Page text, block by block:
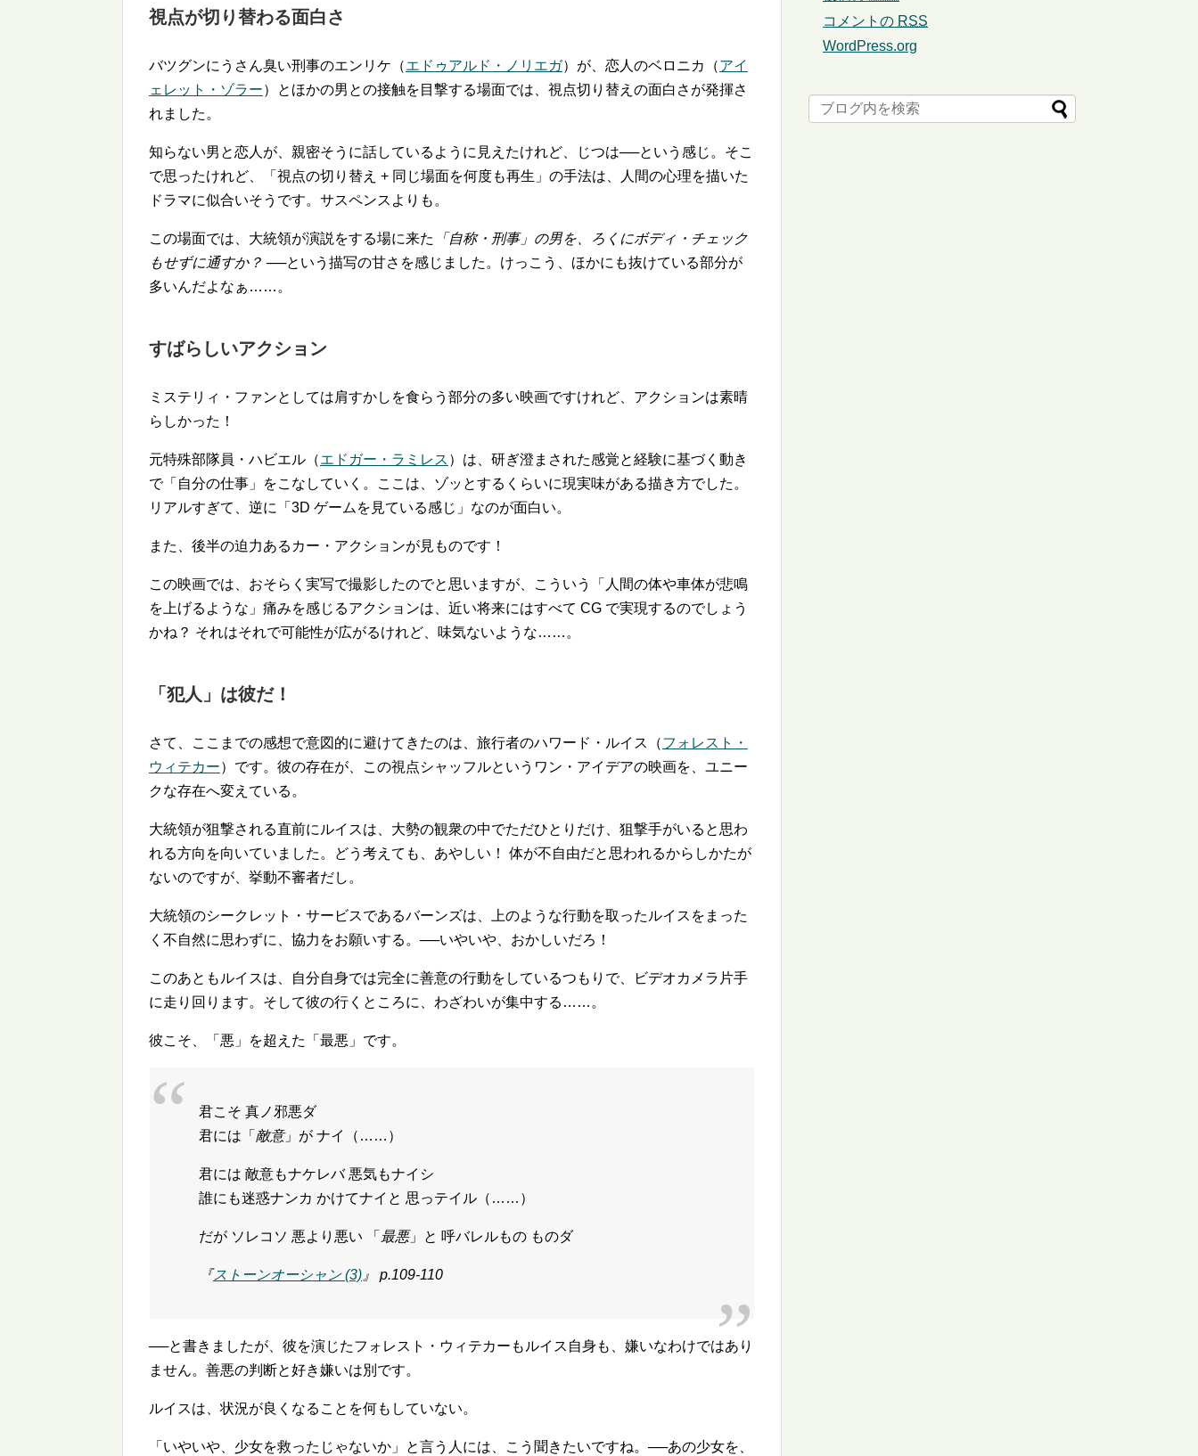
視点が切り替わる面白さ
バツグンにうさん臭い刑事のエンリケ（エドゥアルド・ノリエガ）が、恋人のベロニカ（アイ
ェレット・ゾラー）とほかの男との接触を目撃する場面では、視点切り替えの面白さが発揮さ
れました。
知らない男と恋人が、親密そうに話しているように見えたけれど、じつは──という感じ。そこ
で思ったけれど、「視点の切り替え + 同じ場面を何度も再生」の手法は、人間の心理を描いた
ドラマに似合いそうです。サスペンスよりも。
この場面では、大統領が演説をする場に来た
「自称・刑事」の男を、ろくにボディ・チェック
もせずに通すか？ ──という描写の甘さを感じました。けっこう、ほかにも抜けている部分が
多いんだよなぁ……。
すばらしいアクション
ミステリィ・ファンとしては肩すかしを食らう部分の多い映画ですけれど、アクションは素晴
らしかった！
元特殊部隊員・ハビエル（エドガー・ラミレス ）は、研ぎ澄まされた感覚と経験に基づく動き
で「自分の仕事」をこなしていく。ここは、ゾッとするくらいに現実味がある描き方でした。
リアルすぎて、逆に「3D ゲームを見ている感じ」なのが面白い。
また、後半の迫力あるカー・アクションが見ものです！
この映画では、おそらく実写で撮影したのでと思いますが、こういう「人間の体や車体が悲鳴
を上げるような」痛みを感じるアクションは、近い将来にはすべて CG で実現するのでしょう
かね？ それはそれで可能性が広がるけれど、味気ないような……。
「犯人」は彼だ！
さて、ここまでの感想で意図的に避けてきたのは、旅行者のハワード・ルイス（フォレスト・
ウィテカー）です。彼の存在が、この視点シャッフルというワン・アイデアの映画を、ユニー
クな存在へ変えている。
大統領が狙撃される直前にルイスは、大勢の観衆の中でただひとりだけ、狙撃手がいると思わ
れる方向を向いていました。どう考えても、あやしい！ 体が不自由だと思われるからしかたが
ないのですが、挙動不審者だし。
大統領のシークレット・サービスであるバーンズは、上のような行動を取ったルイスをまった
く不自然に思わずに、協力をお願いする。──いやいや、おかしいだろ！
このあともルイスは、自分自身では完全に善意の行動をしているつもりで、ビデオカメラ片手
に走り回ります。そして彼の行くところに、わざわいが集中する……。
彼こそ、「悪」を超えた「最悪」です。
君こそ 真ノ邪悪ダ
君には「 敵意」が ナイ（……）
君には 敵意もナケレバ 悪気もナイシ
誰にも迷惑ナンカ かけてナイと 思っテイル（……）
だが ソレコソ 悪より悪い 「 最悪」と 呼バレルもの ものダ
『ストーンオーシャン (3) 』 p.109-110
──と書きましたが、彼を演じたフォレスト・ウィテカーもルイス自身も、嫌いなわけではあり
ません。善悪の判断と好き嫌いは別です。
ルイスは、状況が良くなることを何もしていない。
「いやいや、少女を救ったじゃないか」と言う人には、こう聞きたいですね。──あの少女を、
コメントの RSS
WordPress.org